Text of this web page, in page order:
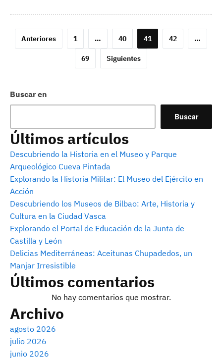
Buscar en
Buscar
Últimos artículos
Descubriendo la Historia en el Museo y Parque
Arqueológico Cueva Pintada
Explorando la Historia Militar: El Museo del Ejército en
Acción
Descubriendo los Museos de Bilbao: Arte, Historia y
Cultura en la Ciudad Vasca
Explorando el Portal de Educación de la Junta de
Castilla y León
Delicias Mediterráneas: Aceitunas Chupadedos, un
Manjar Irresistible
Últimos comentarios
No hay comentarios que mostrar.
Archivo
agosto 2026
julio 2026
junio 2026
Paginación
Anteriores 1 … 40 41 42 …
69 Siguientes